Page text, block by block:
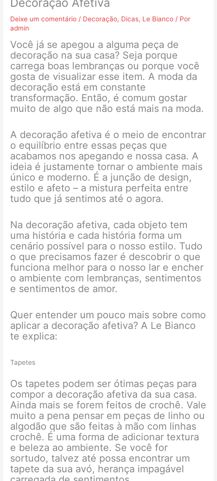
Deixe um comentário / Decoração, Dicas, Le Bianco / Por
admin
Você já se apegou a alguma peça de
decoração na sua casa? Seja porque
carrega boas lembranças ou porque você
gosta de visualizar esse item. A moda da
decoração está em constante
transformação. Então, é comum gostar
muito de algo que não está mais na moda.
A decoração afetiva é o meio de encontrar
o equilíbrio entre essas peças que
acabamos nos apegando e nossa casa. A
ideia é justamente tornar o ambiente mais
único e moderno. É a junção de design,
estilo e afeto – a mistura perfeita entre
tudo que já sentimos até o agora.
Na decoração afetiva, cada objeto tem
uma história e cada história forma um
cenário possível para o nosso estilo. Tudo
o que precisamos fazer é descobrir o que
funciona melhor para o nosso lar e encher
o ambiente com lembranças, sentimentos
e sentimentos de amor.
Quer entender um pouco mais sobre como
aplicar a decoração afetiva? A Le Bianco
te explica:
Tapetes
Os tapetes podem ser ótimas peças para
compor a decoração afetiva da sua casa.
Ainda mais se forem feitos de crochê. Vale
muito a pena pensar em peças de linho ou
algodão que são feitas à mão com linhas
crochê. É uma forma de adicionar textura
e beleza ao ambiente. Se você for
sortudo, talvez até possa encontrar um
tapete da sua avó, herança impagável